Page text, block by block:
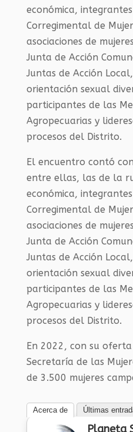
económica,
Corregimental de
asociaciones de
Junta de Acción
Juntas de Acción
orientación sexual
participantes de las
Agropecuarias y
procesos del Distrito.
El encuentro contó
entre ellas, las de la
económica,
Corregimental de
asociaciones de
Junta de Acción
Juntas de Acción
orientación sexual
participantes de las
Agropecuarias y
procesos del Distrito.
En 2022, con su
Secretaría de las
de 3.500 mujeres
Acerca de Últimas
Planeta